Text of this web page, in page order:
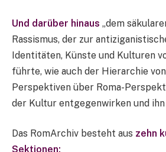
Und darüber hinaus „dem
Rassismus, der zur
Identitäten, Künste und Kulturen
führte, wie auch der Hierarchie
Perspektiven über Roma-
der Kultur entgegenwirken und
Das RomArchiv besteht aus zehn
Sektionen: